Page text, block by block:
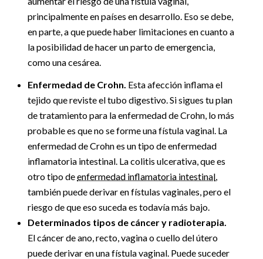
principalmente en países en desarrollo. Eso se debe,
en parte, a que puede haber limitaciones en cuanto a
la posibilidad de hacer un parto de emergencia,
como una cesárea.
Enfermedad de Crohn. Esta afección inflama el
tejido que reviste el tubo digestivo. Si sigues tu plan
de tratamiento para la enfermedad de Crohn, lo más
probable es que no se forme una fístula vaginal. La
enfermedad de Crohn es un tipo de enfermedad
inflamatoria intestinal. La colitis ulcerativa, que es
otro tipo deenfermedad inflamatoria intestinal,
también puede derivar en fístulas vaginales, pero el
riesgo de que eso suceda es todavía más bajo.
Determinados tipos de cáncer y radioterapia.
El cáncer de ano, recto, vagina o cuello del útero
puede derivar en una fístula vaginal. Puede suceder